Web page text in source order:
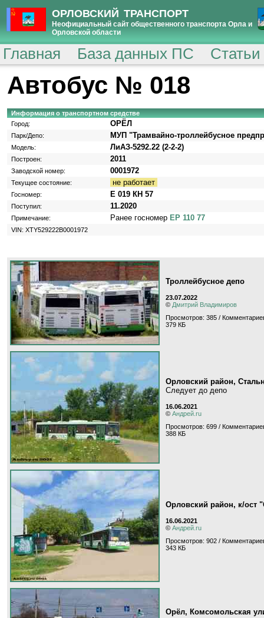
ОРЛОВСКИЙ ТРАНСПОРТ
Неофициальный сайт общественного транспорта Орла и
Орловской области
Главная База данных ПС
Автобус № 018
Информация о транспортном средстве
Город:
ОРЁЛ
Парк/Депо: МУП "Трамвайно-троллейбусное
Модель: ЛиАЗ-5292.22 (2-2-2)
Построен: 2011
Заводской номер: 0001972
Текущее состояние: не работает
Госномер: Е 019 КН 57
Поступил: 11.2020
Примечание: Ранее госномер ЕР 110 77
VIN: XTY529222B0001972
Троллейбусное депо
23.07.2022
© Дмитрий Владимиров
Просмотров: 385 /
379 КБ
Орловский район,
Следует до депо
16.06.2021
© Андрей.ru
Просмотров: 699 /
388 КБ
Орловский район, к/ост
16.06.2021
© Андрей.ru
Просмотров: 902 /
343 КБ
Орёл, Комсомольская